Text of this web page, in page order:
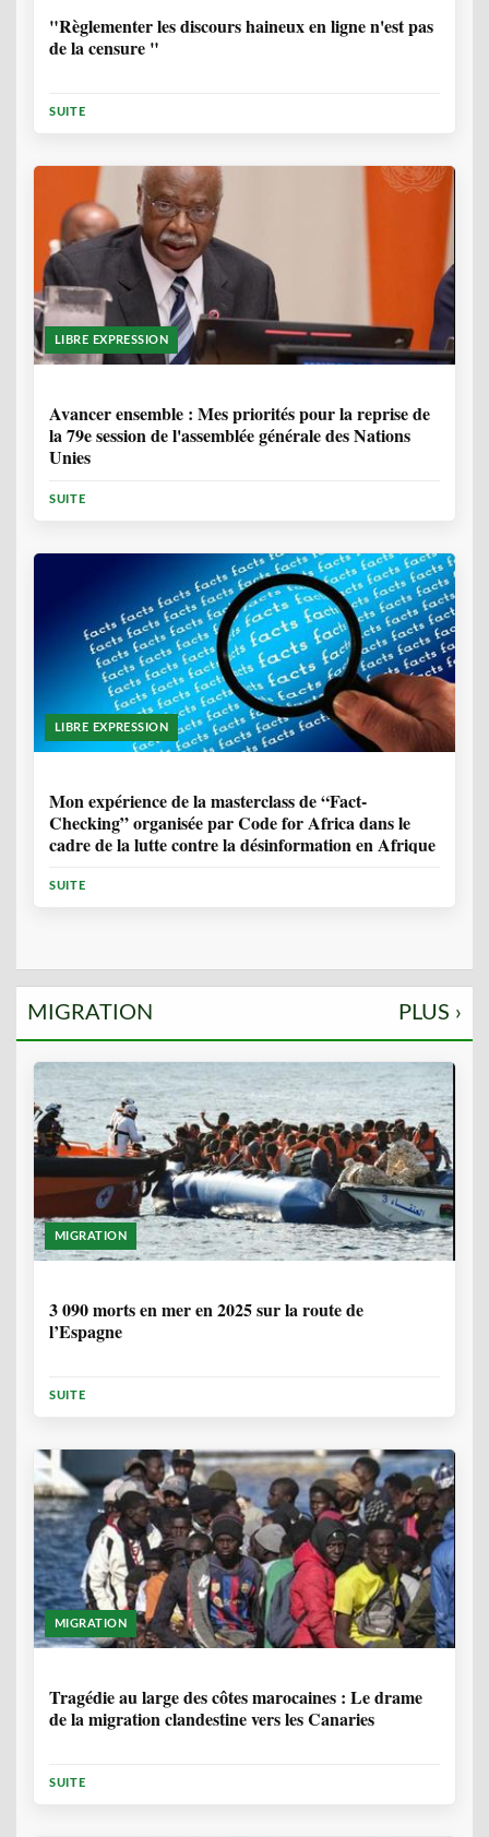
"Règlementer les discours haineux en ligne n'est pas
de la censure "
SUITE
LIBRE EXPRESSION
Avancer ensemble : Mes priorités pour la reprise de
la 79e session de l'assemblée générale des Nations
Unies
SUITE
LIBRE EXPRESSION
Mon expérience de la masterclass de “Fact-
Checking” organisée par Code for Africa dans le
cadre de la lutte contre la désinformation en Afrique
SUITE
MIGRATION PLUS ›
MIGRATION
3 090 morts en mer en 2025 sur la route de
l’Espagne
SUITE
MIGRATION
Tragédie au large des côtes marocaines : Le drame
de la migration clandestine vers les Canaries
SUITE